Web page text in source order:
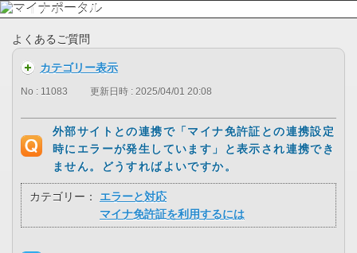
よくあるご質問
カテゴリー表示
No : 11083 更新日時 : 2025/04/01 20:08
外部サイトとの連携で「マイナ免許証との連携設定
時にエラーが発生しています」と表示され連携でき
ません。どうすればよいですか。
カテゴリー：
エラーと対応
マイナ免許証を利用するには